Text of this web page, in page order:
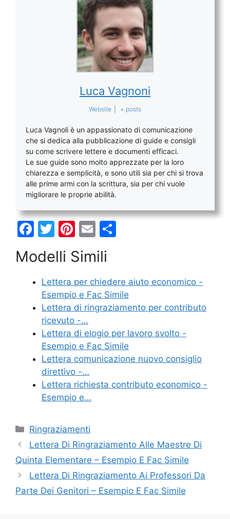
Luca Vagnoni
Website + posts
Luca Vagnoli è un appassionato di comunicazione
che si dedica alla pubblicazione di guide e consigli
su come scrivere lettere e documenti efficaci.
Le sue guide sono molto apprezzate per la loro
chiarezza e semplicità, e sono utili sia per chi si trova
alle prime armi con la scrittura, sia per chi vuole
migliorare le proprie abilità.
F
c
e
b
o
o
k
T
itt
er
Pi
er
e
st
E
ai
l
di
vi
di
Modelli Simili
Lettera per chiedere aiuto economico -
Esempio e Fac Simile
Lettera di ringraziamento per contributo
ricevuto -…
Lettera di elogio per lavoro svolto -
Esempio e Fac Simile
Lettera comunicazione nuovo consiglio
direttivo -…
Lettera richiesta contributo economico -
Esempio e…
Categorie
Ringraziamenti
Lettera Di Ringraziamento Alle Maestre Di
Quinta Elementare – Esempio E Fac Simile
Lettera Di Ringraziamento Ai Professori Da
Parte Dei Genitori – Esempio E Fac Simile